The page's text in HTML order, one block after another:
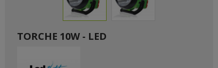
TORCHE 10W - LED